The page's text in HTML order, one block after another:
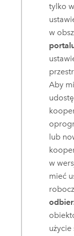
tylko
w
Aby
lub
w
mieć